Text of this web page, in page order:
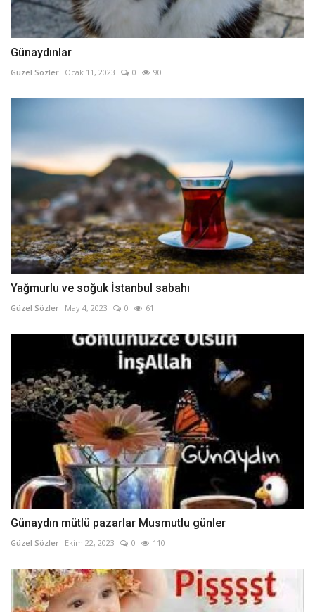
Günaydınlar
Güzel Sözler Ocak 11, 2023 0 90
Yağmurlu ve soğuk İstanbul sabahı
Güzel Sözler May 4, 2023 0 61
Günaydın mütlü pazarlar Musmutlu günler
Güzel Sözler Ekim 22, 2023 0 110